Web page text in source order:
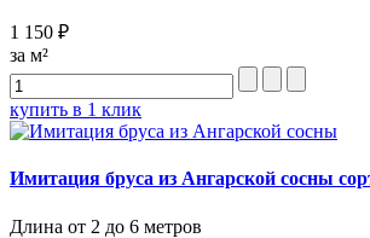
1 150 ₽
за м²
купить в 1 клик
Имитация бруса из Ангарской сосны
Длина от 2 до 6 метров